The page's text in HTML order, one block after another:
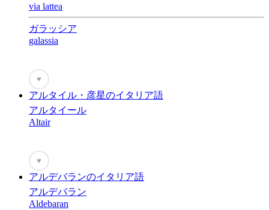
via lattea
ガラッシア
galassia
♥
アルタイル・彦星のイタリア語
アルタイール
Altair
♥
アルデバランのイタリア語
アルデバラン
Aldebaran